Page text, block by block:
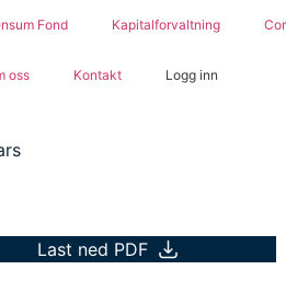
Fond Kapitalforvaltning
oss Kontakt Logg inn
Last ned PDF